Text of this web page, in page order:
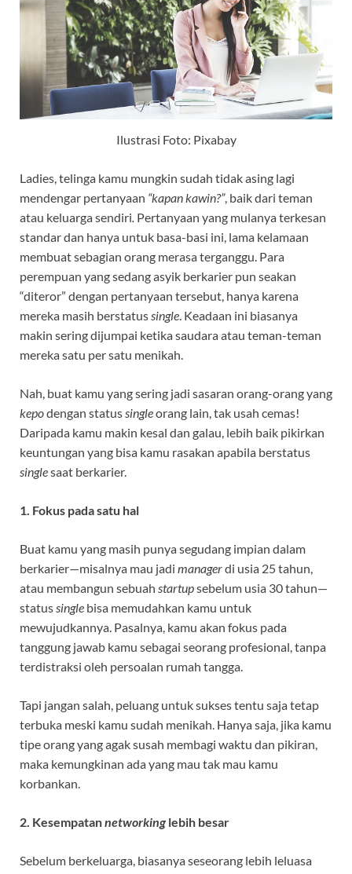
Ilustrasi Foto: Pixabay
Ladies, telinga kamu mungkin sudah tidak asing lagi
mendengar pertanyaan “kapan kawin?”, baik dari teman
atau keluarga sendiri Pertanyaan yang mulanya terkesan
standar dan hanya untuk basa-basi ini, lama kelamaan
membuat sebagian orang merasa terganggu. Para
perempuan yang sedang asyik berkarier pun seakan
“diteror” dengan pertanyaan tersebut, hanya karena
mereka masih berstatus single . Keadaan ini biasanya
makin sering dijumpai ketika saudara atau teman-teman
mereka satu per satu menikah.
Nah, buat kamu yang sering jadi sasaran orang-orang yang
kepodengan status singleorang lain, tak usah cemas!
Daripada kamu makin kesal dan galau, lebih baik pikirkan
keuntungan yang bisa kamu rasakan apabila berstatus
singlesaat berkarier.
1. Fokus pada satu hal
Buat kamu yang masih punya segudang impian dalam
berkarier—misalnya mau jadi managerdi usia 25 tahun,
atau membangun sebuah startupsebelum usia 30 tahun—
status single bisa memudahkan kamu untuk
mewujudkannya. Pasalnya, kamu akan fokus pada
tanggung jawab kamu sebagai seorang profesional, tanpa
terdistraksi oleh persoalan rumah tangga.
Tapi jangan salah, peluang untuk sukses tentu saja tetap
terbuka meski kamu sudah menikah. Hanya saja, jika kamu
tipe orang yang agak susah membagi waktu dan pikiran,
maka kemungkinan ada yang mau tak mau kamu
korbankan.
2. Kesempatannetworking lebih besar
Sebelum berkeluarga, biasanya seseorang lebih leluasa